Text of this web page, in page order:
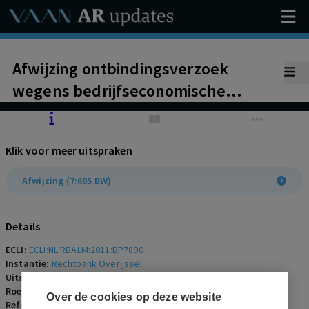
Over de cookies op deze website
Afwijzing ontbindingsverzoek
wegens bedrijfseconomische
redenen met betrekking tot een 53-
werknemer met 37 dienstjaren.
Geringe loonsom op totale kosten
aandeelhouder
Klik voor meer uitspraken
Afwijzing (7:685 BW)
Details
ECLI: ECLI:NL:RBALM:2011:BP7890
Instantie: Rechtbank Overijssel
Uitspraakdatum:
Roepnaam:
werkgever/werknemer
Referentienummer:AR-2011-0219